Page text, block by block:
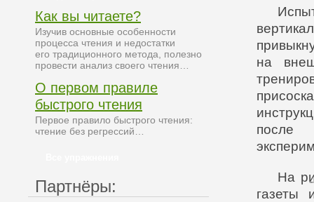
Как вы читаете?
Изучив основные особенности
процесса чтения и недостатки
его традиционного метода, полезно
провести анализ своего чтения…
О первом правиле
быстрого чтения
Первое правило быстрого чтения:
чтение без регрессий…
Партнёры:
на
после
На
газеты